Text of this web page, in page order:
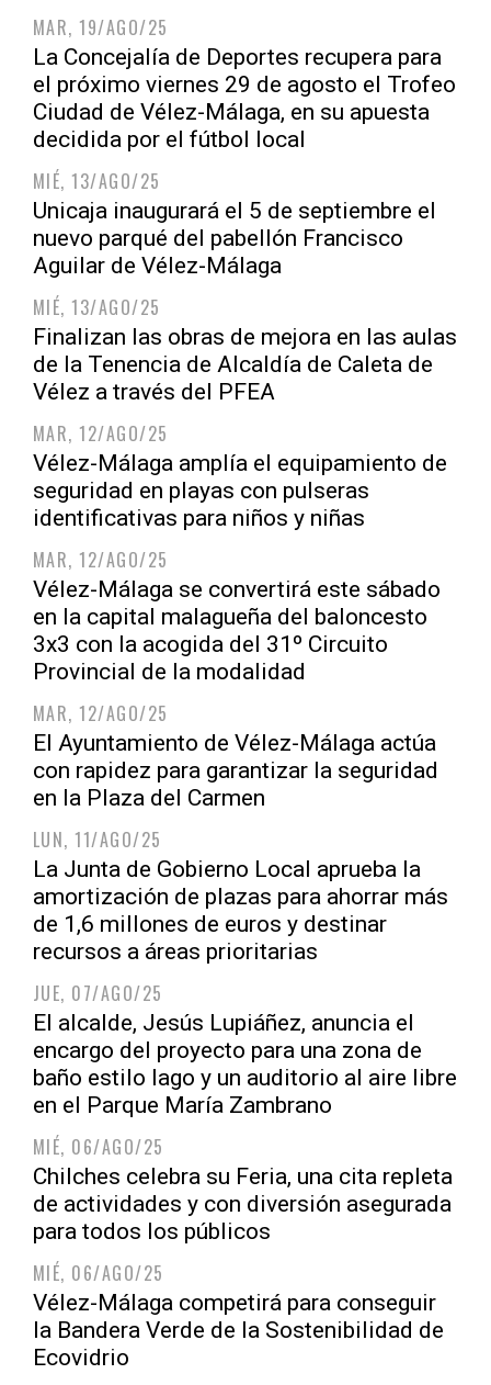
MAR, 19/AGO/25
La Concejalía de Deportes recupera para
el próximo viernes 29 de agosto el Trofeo
Ciudad de Vélez-Málaga, en su apuesta
decidida por el fútbol local
MIÉ, 13/AGO/25
Unicaja inaugurará el 5 de septiembre el
nuevo parqué del pabellón Francisco
Aguilar de Vélez-Málaga
MIÉ, 13/AGO/25
Finalizan las obras de mejora en las aulas
de la Tenencia de Alcaldía de Caleta de
Vélez a través del PFEA
MAR, 12/AGO/25
Vélez-Málaga amplía el equipamiento de
seguridad en playas con pulseras
identificativas para niños y niñas
MAR, 12/AGO/25
Vélez-Málaga se convertirá este sábado
en la capital malagueña del baloncesto
3x3 con la acogida del 31º Circuito
Provincial de la modalidad
MAR, 12/AGO/25
El Ayuntamiento de Vélez-Málaga actúa
con rapidez para garantizar la seguridad
en la Plaza del Carmen
LUN, 11/AGO/25
La Junta de Gobierno Local aprueba la
amortización de plazas para ahorrar más
de 1,6 millones de euros y destinar
recursos a áreas prioritarias
JUE, 07/AGO/25
El alcalde, Jesús Lupiáñez, anuncia el
encargo del proyecto para una zona de
baño estilo lago y un auditorio al aire libre
en el Parque María Zambrano
MIÉ, 06/AGO/25
Chilches celebra su Feria, una cita repleta
de actividades y con diversión asegurada
para todos los públicos
MIÉ, 06/AGO/25
Vélez-Málaga competirá para conseguir
la Bandera Verde de la Sostenibilidad de
Ecovidrio